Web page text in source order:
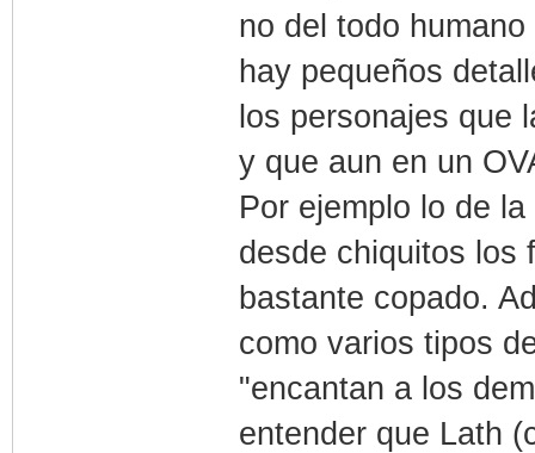
no del todo
hay pequeños
los personajes que
y que aun en un
Por ejemplo lo de
desde chiquitos los
bastante copado.
como varios tipos
"encantan a los
entender que Lath